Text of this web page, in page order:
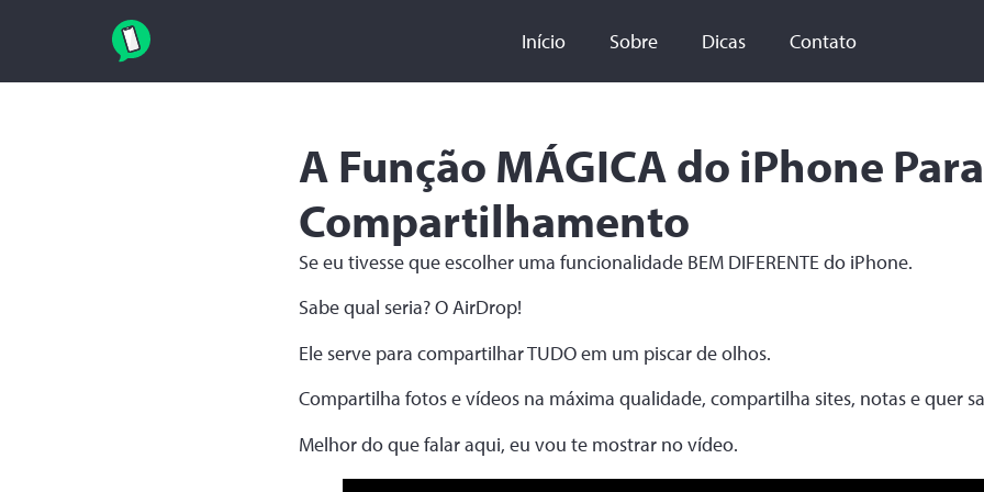
Início Sobre Dicas Contato
A Função MÁGICA do iPhone Para
Compartilhamento
Se eu tivesse que escolher uma funcionalidade BEM DIFERENTE do iPhone.
Sabe qual seria? O AirDrop!
Ele serve para compartilhar TUDO em um piscar de olhos.
Compartilha fotos e vídeos na máxima qualidade, compartilha sites, notas e quer
Melhor do que falar aqui, eu vou te mostrar no vídeo.